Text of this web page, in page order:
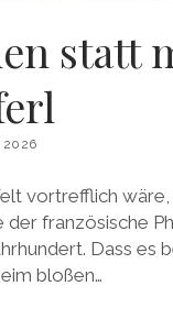
statt
2026
vortrefflich
der französische
Dass es
bloßen…